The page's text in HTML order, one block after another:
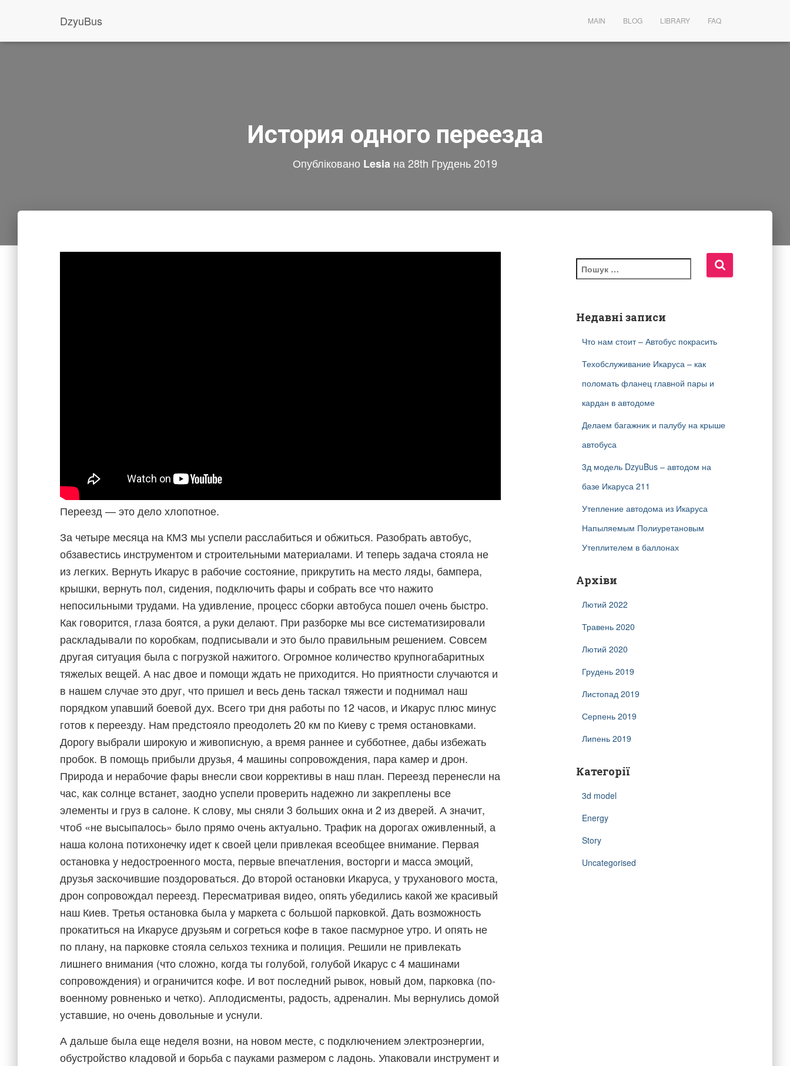
DzyuBus MAIN BLOG LIBRARY FAQ
История одного переезда
Опубліковано Lesia на 28th Грудень 2019
Переезд — это дело хлопотное.
За четыре месяца на КМЗ мы успели расслабиться и обжиться. Разобрать автобус,
обзавестись инструментом и строительными материалами. И теперь задача стояла не
из легких. Вернуть Икарус в рабочие состояние, прикрутить на место ляды, бампера,
крышки, вернуть пол, сидения, подключить фары и собрать все что нажито
непосильными трудами. На удивление, процесс сборки автобуса пошел очень быстро.
Как говорится, глаза боятся, а руки делают. При разборке мы все систематизировали
раскладывали по коробкам, подписывали и это было правильным решением. Совсем
другая ситуация была с погрузкой нажитого. Огромное количество крупногабаритных
тяжелых вещей. А нас двое и помощи ждать не приходится. Но приятности случаются и
в нашем случае это друг, что пришел и весь день таскал тяжести и поднимал наш
порядком упавший боевой дух. Всего три дня работы по 12 часов, и Икарус плюс минус
готов к переезду. Нам предстояло преодолеть 20 км по Киеву с тремя остановками.
Дорогу выбрали широкую и живописную, а время раннее и субботнее, дабы избежать
пробок. В помощь прибыли друзья, 4 машины сопровождения, пара камер и дрон.
Природа и нерабочие фары внесли свои коррективы в наш план. Переезд перенесли на
час, как солнце встанет, заодно успели проверить надежно ли закреплены все
элементы и груз в салоне. К слову, мы сняли 3 больших окна и 2 из дверей. А значит,
чтоб «не высыпалось» было прямо очень актуально. Трафик на дорогах оживленный, а
наша колона потихонечку идет к своей цели привлекая всеобщее внимание. Первая
остановка у недостроенного моста, первые впечатления, восторги и масса эмоций,
друзья заскочившие поздороваться. До второй остановки Икаруса, у труханового моста,
дрон сопровождал переезд. Пересматривая видео, опять убедились какой же красивый
наш Киев. Третья остановка была у маркета с большой парковкой. Дать возможность
прокатиться на Икарусе друзьям и согреться кофе в такое пасмурное утро. И опять не
по плану, на парковке стояла сельхоз техника и полиция. Решили не привлекать
лишнего внимания (что сложно, когда ты голубой, голубой Икарус с 4 машинами
сопровождения) и ограничится кофе. И вот последний рывок, новый дом, парковка (по-
военному ровненько и четко). Аплодисменты, радость, адреналин. Мы вернулись домой
уставшие, но очень довольные и уснули.
А дальше была еще неделя возни, на новом месте, с подключением электроэнергии,
обустройство кладовой и борьба с пауками размером с ладонь. Упаковали инструмент и
о
к
:Недавні записи
Что нам стоит – Автобус покрасить
Техобслуживание Икаруса – как
поломать фланец главной пары и
кардан в автодоме
Делаем багажник и палубу на крыше
автобуса
3д модель DzyuBus – автодом на
базе Икаруса 211
Утепление автодома из Икаруса
Напыляемым Полиуретановым
Утеплителем в баллонах
Архіви
Лютий 2022
Травень 2020
Лютий 2020
Грудень 2019
Листопад 2019
Серпень 2019
Липень 2019
Категорії
3d model
Energy
Story
Uncategorised